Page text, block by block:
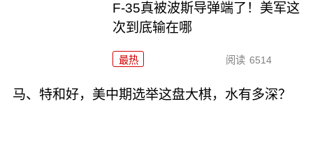
F-35真被波斯导弹端了！美军这
次到底输在哪
最热 阅读 6514
马、特和好，美中期选举这盘大棋，水有多深？